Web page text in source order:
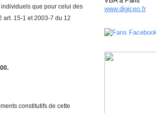
individuels que pour celui des
art. 15-1 et 2003-7 du 12
constitutifs de cette
www.digiceo.fr